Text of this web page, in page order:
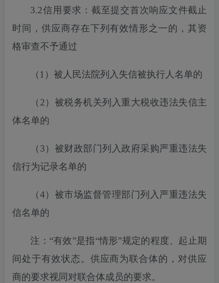
3.2信用要求：截至提交首次响应文件截止
时间，供应商存在下列有效情形之一的，其资
格审查不予通过
（ 1）被人民法院列入失信被执行人名单的
（ 2） 被税务机关列入重大税收违法失信主
体名单的
（ 3）被财政部门列入政府采购严重违法失
信行为记录名单的
（4）被市场监督管理部门列入严重违法失
信名单的
注： “有效”是指“情形”规定的程度、起止期
间处于有效状态。供应商为联合体的，对供应
商的要求视同对联合体成员的要求。